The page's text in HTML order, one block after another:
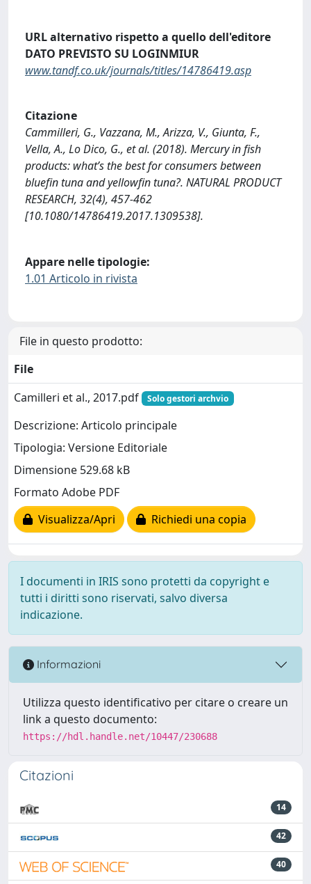
URL alternativo rispetto a quello dell'editore
DATO PREVISTO SU LOGINMIUR
www.tandf.co.uk/journals/titles/14786419.asp
Citazione
Cammilleri, G., Vazzana, M., Arizza, V., Giunta, F.,
Vella, A., Lo Dico, G., et al. (2018). Mercury in fish
products: what’s the best for consumers between
bluefin tuna and yellowfin tuna?. NATURAL PRODUCT
RESEARCH, 32(4), 457-462
[10.1080/14786419.2017.1309538].
Appare nelle tipologie:
1.01 Articolo in rivista
File in questo prodotto:
File
Camilleri et al., 2017.pdf
Solo gestori archvio
Descrizione: Articolo principale
Tipologia: Versione Editoriale
Dimensione 529.68 kB
Formato Adobe PDF
Visualizza/Apri
Richiedi una copia
I documenti in IRIS sono protetti da copyright e
tutti i diritti sono riservati, salvo diversa
indicazione.
Informazioni
Utilizza questo identificativo per citare o creare un
link a questo documento:
https://hdl.handle.net/10447/230688
Citazioni
14
42
40